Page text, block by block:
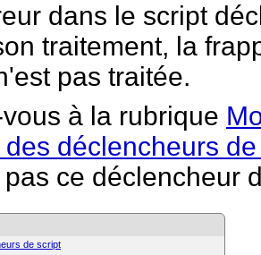
dans le script
traitement, la
pas traitée.
à la rubrique
déclencheurs
ce déclencheur
de script